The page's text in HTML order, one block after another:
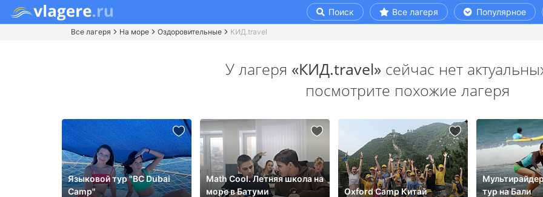
Поиск Все лагеря Популярное
Все лагеря На море Оздоровительные КИД.travel
У лагеря «КИД.travel»сейчас нет
посмотрите похожие лагеря
Языковой тур "BC Dubai
Camp"
Math Cool. Летняя школа на
море в Батуми
Oxford Camp Китай
тур на Бали